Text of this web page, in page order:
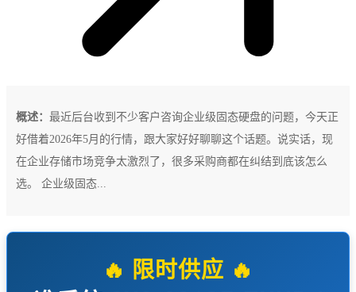
概述： 最近后台收到不少客户咨询企业级固态硬盘的问题，今天正
好借着2026年5月的行情，跟大家好好聊聊这个话题。说实话，现
在企业存储市场竞争太激烈了，很多采购商都在纠结到底该怎么
选。 企业级固态...
🔥 限时供应 🔥